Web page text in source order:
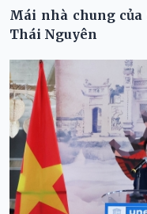
Mái nhà chung
Thái Nguyên